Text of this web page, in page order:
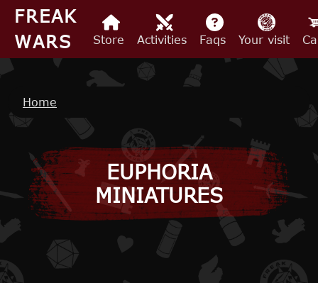
Skip to main content
FREAK
WARS
Store Activities Faqs Your visit
Breadcrumb
Home
EUPHORIA
MINIATURES